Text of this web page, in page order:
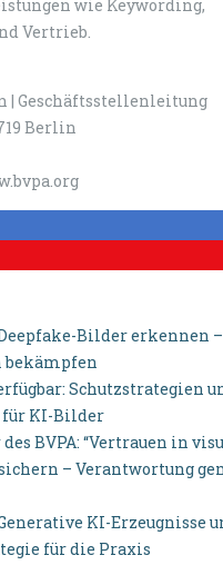
wie Keywording,
Vertrieb.
| Geschäftsstellenleitung
Berlin
Bilder erkennen
Schutzstrategien
für KI-Bilder
BVPA: “Vertrauen in
– Verantwortung
KI-Erzeugnisse
für die Praxis